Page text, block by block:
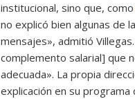
institucional, sino que, como
no explicó bien algunas de
mensajes», admitió
complemento salarial] que
adecuada». La propia
explicación en su